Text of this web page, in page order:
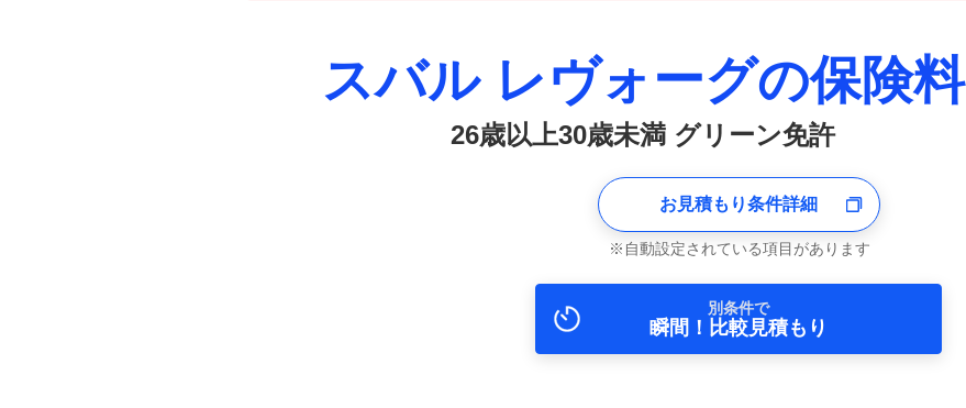
スバル レヴォーグの保険料
26歳以上30歳未満 グリーン免許
お見積もり条件詳細
自動設定されている項目があります
別条件で
瞬間！比較見積もり